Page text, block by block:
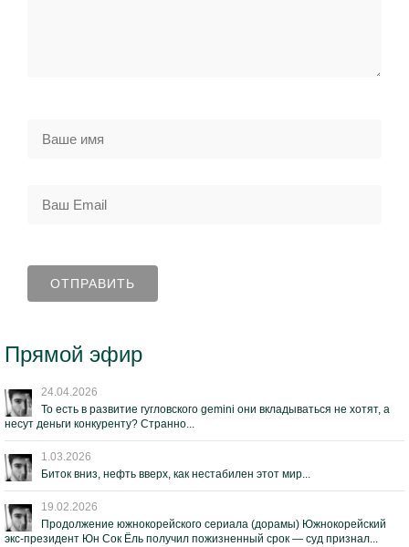
Прямой эфир
24.04.2026
То есть в развитие гугловского gemini они вкладываться не хотят, а
несут деньги конкуренту? Странно...
1.03.2026
Биток вниз, нефть вверх, как нестабилен этот мир...
19.02.2026
Продолжение южнокорейского сериала (дорамы) Южнокорейский
экс-президент Юн Сок Ёль получил пожизненный срок — суд признал...